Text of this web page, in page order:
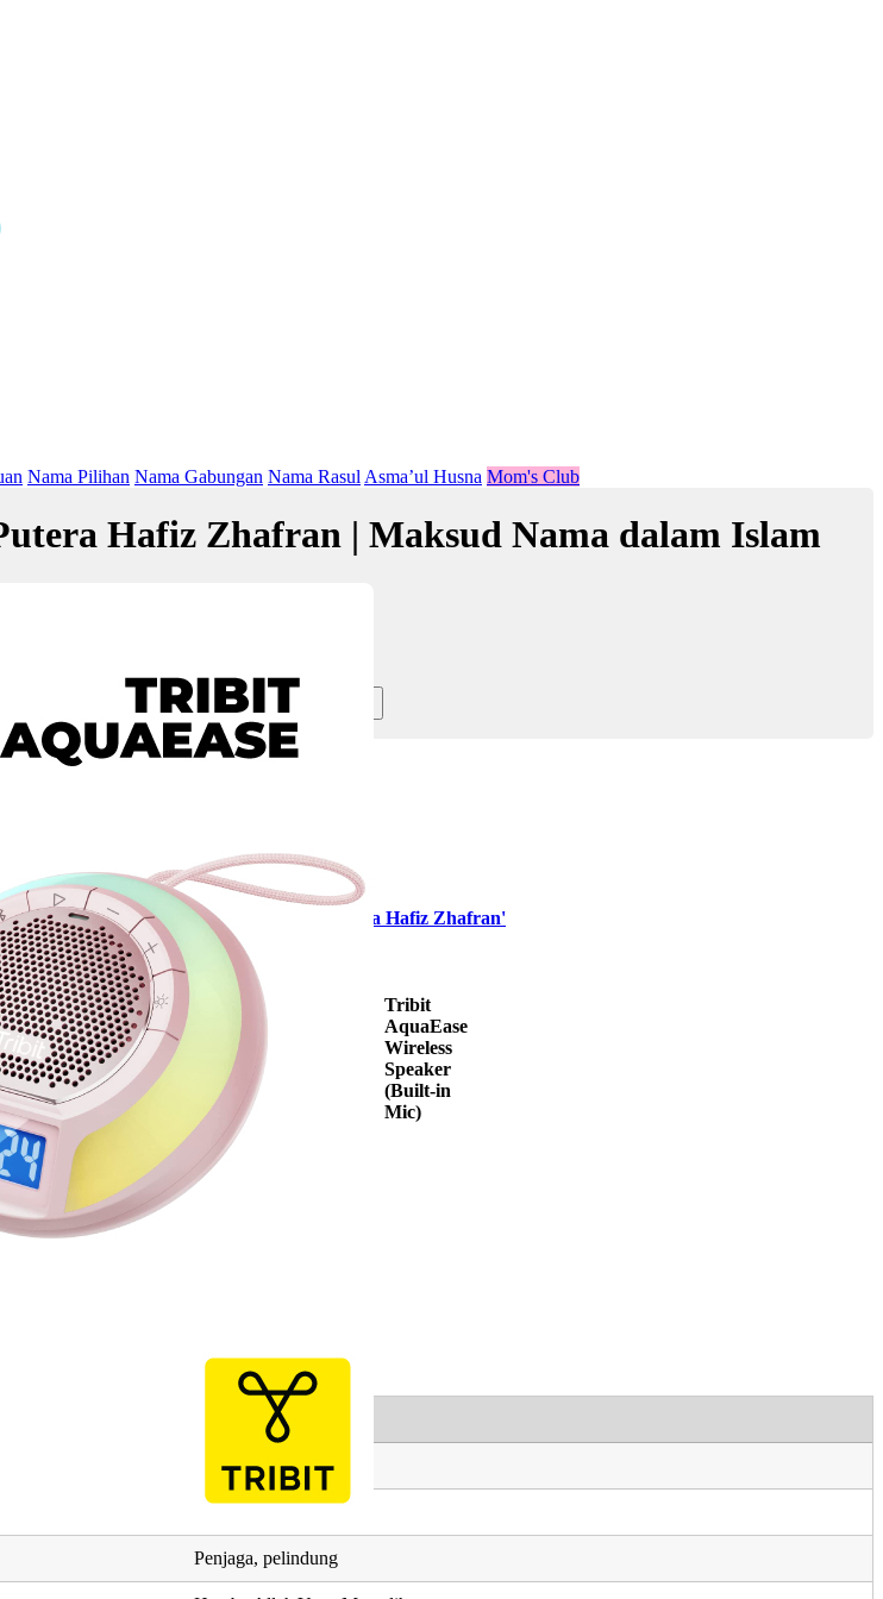
Tribit
AquaEase
Wireless
Speaker
(Built-in
Mic)
Nama Pilihan Nama Gabungan Nama Rasul Asma’ul Husna Mom's Club
Hafiz Zhafran | Maksud Nama dalam Islam
✚ Baju Baby Custom Nama 'Putera Hafiz Zhafran'
Putera Hafiz Zhafran
Hafal
Penjaga, pelindung